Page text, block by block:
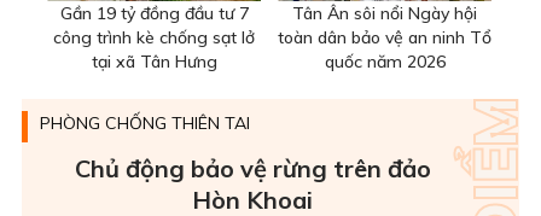
Gần 19 tỷ đồng đầu tư 7
công trình kè chống sạt lở
tại xã Tân Hưng
Tân Ân sôi nổi Ngày hội
toàn dân bảo vệ an ninh Tổ
quốc năm 2026
PHÒNG CHỐNG THIÊN TAI
Chủ động bảo vệ rừng trên đảo
Hòn Khoai